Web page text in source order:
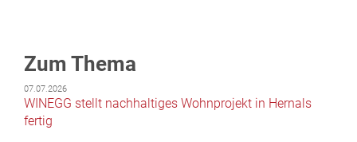
Zum Thema
07.07.2026
WINEGG stellt nachhaltiges Wohnprojekt in Hernals
fertig